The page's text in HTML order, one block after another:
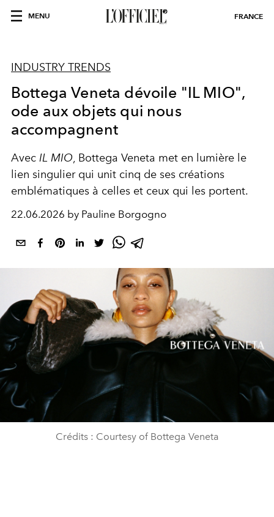
MENU FRANCE
INDUSTRY TRENDS
Bottega Veneta dévoile "IL MIO",
ode aux objets qui nous
accompagnent
Avec IL MIO, Bottega Veneta met en lumière le
lien singulier qui unit cinq de ses créations
emblématiques à celles et ceux qui les portent.
22.06.2026 by Pauline Borgogno
Crédits : Courtesy of Bottega Veneta